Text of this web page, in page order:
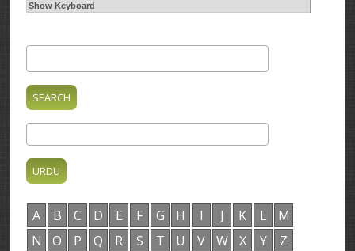
Show Keyboard
A B C D E F G H I J K L
M
N
O P Q R S T U V W X Y Z